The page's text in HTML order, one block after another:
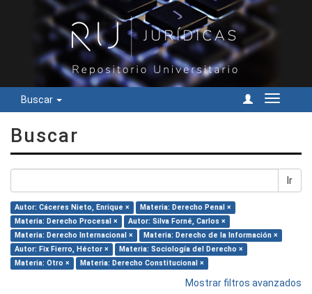
Buscar
Cambiar
Buscar
Ir
Autor: Cáceres Nieto, Enrique ×
Materia: Derecho Penal ×
Materia: Derecho Procesal ×
Autor: Silva Forné, Carlos ×
Materia: Derecho Internacional ×
Materia: Derecho de la Información ×
Autor: Fix Fierro, Héctor ×
Materia: Sociología del Derecho ×
Materia: Otro ×
Materia: Derecho Constitucional ×
Mostrar filtros avanzados